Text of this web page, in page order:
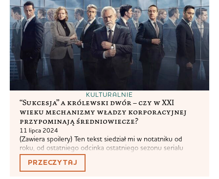
KULTURALNIE
“Sukcesja” a królewski dwór – czy w XXI
wieku mechanizmy władzy korporacyjnej
przypominają średniowiecze?
11 lipca 2024
(Zawiera spoilery) Ten tekst siedział mi w notatniku od
roku, od ostatniego odcinka ostatniego sezonu serialu
„Sukcesja”. Lepiej późno niż wcale… Moja analiza, nie
mająca w swoim celu być akademickim artykułem, tylko
historyczną rozrywką, oparta jest na ideach socjologa
PRZECZYTAJ